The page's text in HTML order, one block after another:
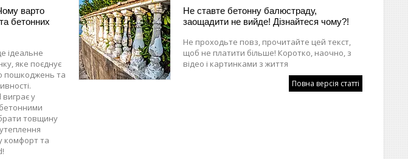
варто
бетонних
ідеальне
яке поєднує
пошкоджень та
у
товщину
комфорт та
Не ставте бетонну балюстраду,
заощадити не вийде! Дізнайтеся чому?!
Не проходьте повз, прочитайте цей текст,
щоб не платити більше! Коротко, наочно, з
відео і картинками з життя
Повна версія статті